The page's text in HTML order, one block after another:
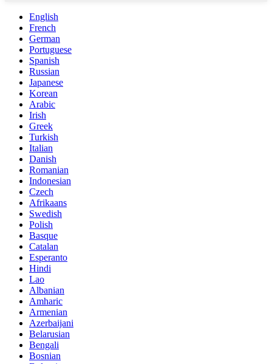
English
French
German
Portuguese
Spanish
Russian
Japanese
Korean
Arabic
Irish
Greek
Turkish
Italian
Danish
Romanian
Indonesian
Czech
Afrikaans
Swedish
Polish
Basque
Catalan
Esperanto
Hindi
Lao
Albanian
Amharic
Armenian
Azerbaijani
Belarusian
Bengali
Bosnian